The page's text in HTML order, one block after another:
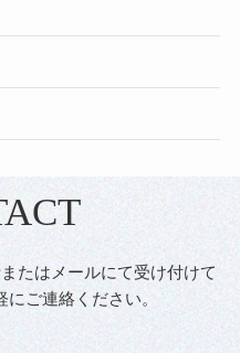
たはメールにて受け付けて
ご連絡ください。